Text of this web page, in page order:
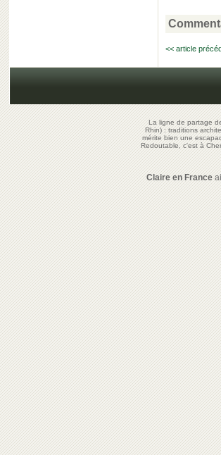
<< article
La ligne de partage
Rhin) : traditions
mérite bien une
Redoutable, c'est à
Claire en France